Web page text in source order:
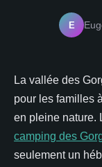
E
La vallée des
pour les familles
en pleine nature.
camping des
seulement un